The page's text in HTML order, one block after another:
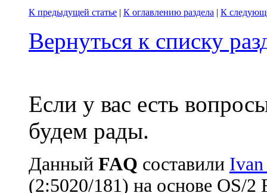
К предыдущей статье | К оглавлению раздела | К
Вернуться к списку
Если у вас есть
будем рады.
Данный FAQ cоставили
(2:5020/181) на основе OS/